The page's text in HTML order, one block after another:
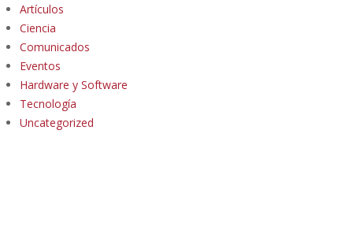
Artículos
Ciencia
Comunicados
Eventos
Hardware y Software
Tecnología
Uncategorized